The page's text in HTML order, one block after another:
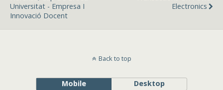
Universitat - Empresa I
Innovació Docent
Electronics
Back to top
Mobile Desktop